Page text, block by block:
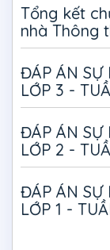
Tổng kết
nhà Thông
ĐÁP ÁN SỰ
LỚP 3 -
ĐÁP ÁN SỰ
LỚP 2 -
ĐÁP ÁN SỰ
LỚP 1 -